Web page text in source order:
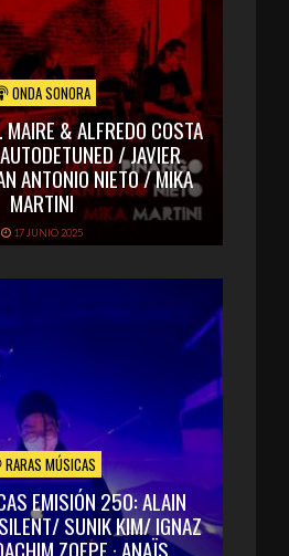
ONDA SONORA
& ALFREDO COSTA
/ JAVIER
ANTONIO NIETO / MIKA
MARTINI
17 JUNIO 2025
RARAS MÚSICAS
EMISIÓN 250: ALAIN
SUNIK KIM/ IGNAZ
ZOEPF · ANAÏS